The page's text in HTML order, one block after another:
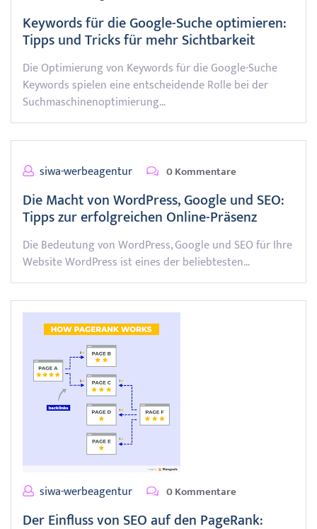
Keywords für die Google-Suche optimieren:
Tipps und Tricks für mehr Sichtbarkeit
Die Optimierung von Keywords für die Google-Suche
Keywords spielen eine entscheidende Rolle bei der
Suchmaschinenoptimierung…
siwa-werbeagentur 0 Kommentare
Die Macht von WordPress, Google und SEO:
Tipps zur erfolgreichen Online-Präsenz
Die Bedeutung von WordPress, Google und SEO für Ihre
Website WordPress ist eines der beliebtesten…
siwa-werbeagentur 0 Kommentare
Der Einfluss von SEO auf den PageRank: